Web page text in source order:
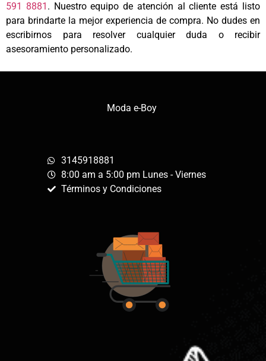
591 8881 . Nuestro equipo de atención al cliente está listo
para brindarte la mejor experiencia de compra. No dudes en
escribirnos para resolver cualquier duda o recibir
asesoramiento personalizado.
Moda e-Boy
3145918881
8:00 am a 5:00 pm Lunes - Viernes
Términos y Condiciones